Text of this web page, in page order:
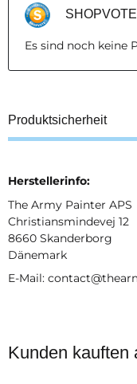
Es sind noch keine
Produktsicherheit
Herstellerinfo:
The Army Painter APS
Christiansmindevej 12
8660 Skanderborg
Dänemark
E-Mail:
Kunden kauften